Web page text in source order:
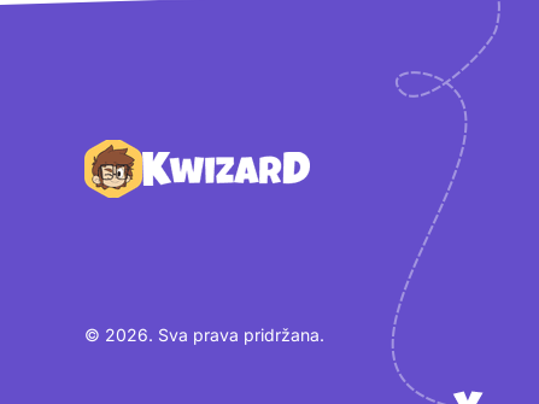
Podnožje
© 2026. Sva prava pridržana.